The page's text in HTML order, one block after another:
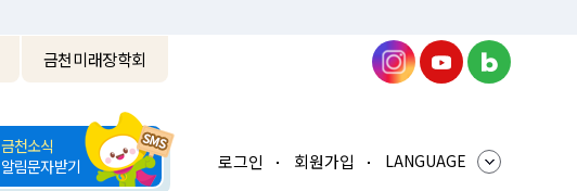
금천미래장학회
금천소식
알림문자받기
로그인 회원가입 LANGUAGE